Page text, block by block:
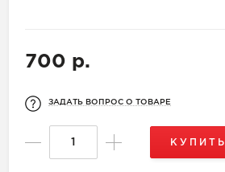
700 р.
ЗАДАТЬ ВОПРОС О ТОВАРЕ
КУПИТЬ